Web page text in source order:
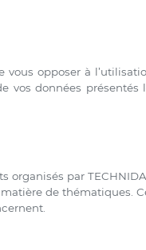
opposer à
vos données présentés
par
de thématiques.